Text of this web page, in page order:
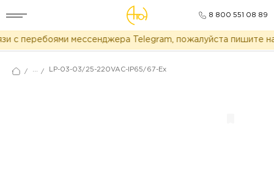
8 800 551 08 89
перебоями мессенджера Telegram, пожалуйста пишите нам
/ ... / LP-03-03/25-220VAC-IP65/67-Ex